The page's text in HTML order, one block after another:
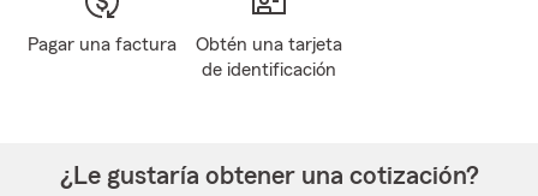
Pagar una factura
Obtén una tarjeta
de identificación
¿Le gustaría obtener una cotización?